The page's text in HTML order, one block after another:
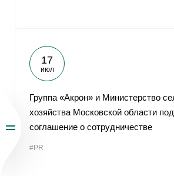
17
июл
Группа «Акрон» и Министерство
хозяйства Московской области
соглашение о сотрудничестве
#PR